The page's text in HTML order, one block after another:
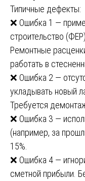
Типичные дефекты:
❌ Ошибка 1 —
строительство
Ремонтные
работать в
❌ Ошибка 2 —
укладывать новый
Требуется
❌ Ошибка 3 —
(например, за
15%.
❌ Ошибка 4 —
сметной прибыли.